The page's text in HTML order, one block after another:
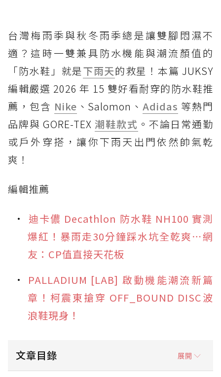
台灣梅雨季與秋冬雨季總是讓雙腳悶濕不
適？這時一雙兼具防水機能與潮流顏值的
「防水鞋」就是下雨天的救星！本篇 JUKSY
編輯嚴選 2026 年 15 雙好看耐穿的防水鞋推
薦，包含 Nike 、Salomon、Adidas 等熱門
品牌與 GORE-TEX 潮鞋款式 。不論日常通勤
或戶外穿搭，讓你下雨天出門依然帥氣乾
爽！
編輯推薦
迪卡儂 Decathlon 防水鞋 NH100 實測
爆紅！暴雨走30分鐘踩水坑全乾爽⋯網
友：CP值直接天花板
PALLADIUM [LAB] 啟動機能潮流新篇
章！柯震東搶穿 OFF_BOUND DISC波
浪鞋現身！
文章目錄 展開